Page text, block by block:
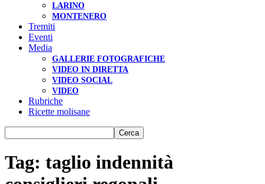
LARINO
MONTENERO
Tremiti
Eventi
Media
GALLERIE FOTOGRAFICHE
VIDEO IN DIRETTA
VIDEO SOCIAL
VIDEO
Rubriche
Ricette molisane
Tag: taglio indennità